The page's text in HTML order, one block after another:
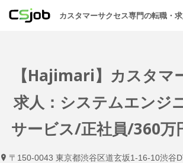
CSJOB
カスタマーサクセス専門の転職・
【Hajimari】カスタマ
求人：システムエンジ
サービス/正社員/360万
〒150-0043 東京都渋谷区道玄坂1-16-10渋谷